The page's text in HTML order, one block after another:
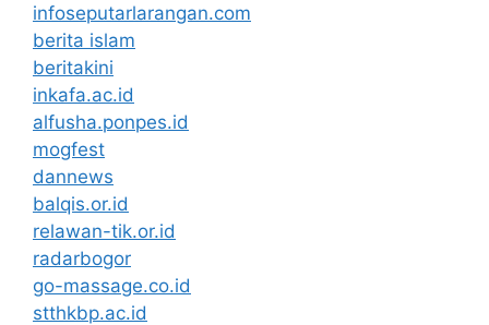
infoseputarlarangan.com
berita islam
beritakini
inkafa.ac.id
alfusha.ponpes.id
mogfest
dannews
balqis.or.id
relawan-tik.or.id
radarbogor
go-massage.co.id
stthkbp.ac.id